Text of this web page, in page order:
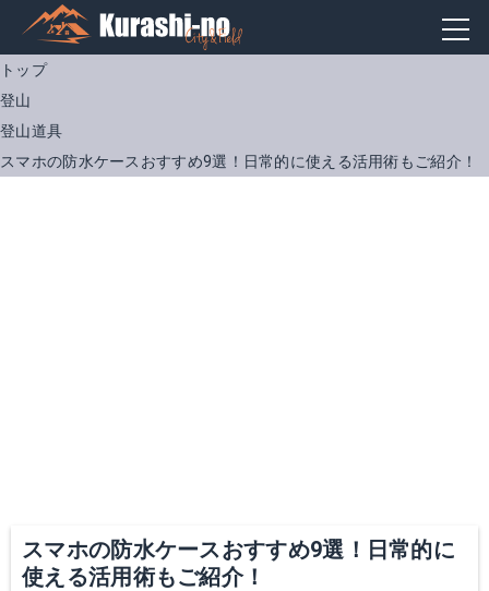
トップ
登山
登山道具
スマホの防水ケースおすすめ9選！日常的に使える活用術もご紹介！
スマホの防水ケースおすすめ9選！日常的に
使える活用術もご紹介！